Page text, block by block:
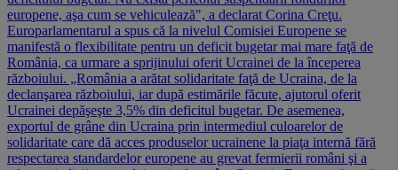
europene, aşa cum se vehiculează", a declarat Corina Creţu.
Europarlamentarul a spus că la nivelul Comisiei Europene se
manifestă o flexibilitate pentru un deficit bugetar mai mare faţă de
România, ca urmare a sprijinului oferit Ucrainei de la începerea
războiului. „România a arătat solidaritate faţă de Ucraina, de la
declanşarea războiului, iar după estimările făcute, ajutorul oferit
Ucrainei depăşeşte 3,5% din deficitul bugetar. De asemenea,
exportul de grâne din Ucraina prin intermediul culoarelor de
solidaritate care dă acces produselor ucrainene la piaţa internă fără
respectarea standardelor europene au grevat fermierii români şi a